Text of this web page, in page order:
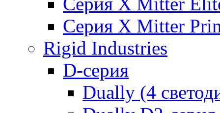
Серия X Mitter
Rigid Industries
D-серия
Dually (4